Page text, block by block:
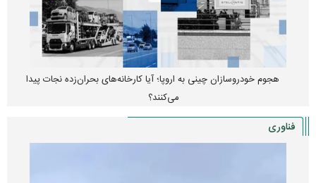
هجوم خودروسازان چینی به اروپا؛ آیا کارخانه‌های بحران‌زده نجات پیدا
می‌کنند؟
فناوری